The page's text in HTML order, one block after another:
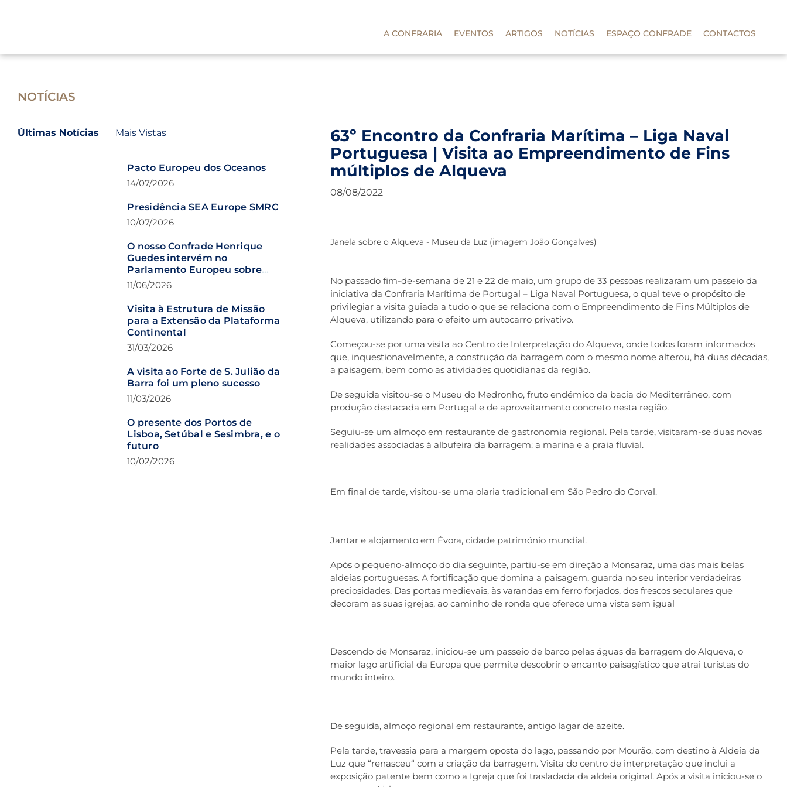
A CONFRARIA EVENTOS ARTIGOS NOTÍCIAS ESPAÇO CONFRADE CONTACTOS
NOTÍCIAS
Últimas Notícias Mais Vistas
Pacto Europeu dos Oceanos
14/07/2026
Presidência SEA Europe SMRC
10/07/2026
O nosso Confrade Henrique
Guedes intervém no
Parlamento Europeu sobre
pirataria marítima e pescas
11/06/2026
Visita à Estrutura de Missão
para a Extensão da Plataforma
Continental
31/03/2026
A visita ao Forte de S. Julião da
Barra foi um pleno sucesso
11/03/2026
O presente dos Portos de
Lisboa, Setúbal e Sesimbra, e o
futuro
10/02/2026
63º Encontro da Confraria Marítima – Liga Naval
Portuguesa | Visita ao Empreendimento de Fins
múltiplos de Alqueva
08/08/2022
Janela sobre o Alqueva - Museu da Luz (imagem João Gonçalves)
No passado fim-de-semana de 21 e 22 de maio, um grupo de 33 pessoas realizaram um passeio da
iniciativa da Confraria Marítima de Portugal – Liga Naval Portuguesa, o qual teve o propósito de
privilegiar a visita guiada a tudo o que se relaciona com o Empreendimento de Fins Múltiplos de
Alqueva, utilizando para o efeito um autocarro privativo.
Começou-se por uma visita ao Centro de Interpretação do Alqueva, onde todos foram informados
que, inquestionavelmente, a construção da barragem com o mesmo nome alterou, há duas décadas,
a paisagem, bem como as atividades quotidianas da região.
De seguida visitou-se o Museu do Medronho, fruto endémico da bacia do Mediterrâneo, com
produção destacada em Portugal e de aproveitamento concreto nesta região.
Seguiu-se um almoço em restaurante de gastronomia regional. Pela tarde, visitaram-se duas novas
realidades associadas à albufeira da barragem: a marina e a praia fluvial.
Em final de tarde, visitou-se uma olaria tradicional em São Pedro do Corval.
Jantar e alojamento em Évora, cidade património mundial.
Após o pequeno-almoço do dia seguinte, partiu-se em direção a Monsaraz, uma das mais belas
aldeias portuguesas. A fortificação que domina a paisagem, guarda no seu interior verdadeiras
preciosidades. Das portas medievais, às varandas em ferro forjados, dos frescos seculares que
decoram as suas igrejas, ao caminho de ronda que oferece uma vista sem igual
Descendo de Monsaraz, iniciou-se um passeio de barco pelas águas da barragem do Alqueva, o
maior lago artificial da Europa que permite descobrir o encanto paisagístico que atrai turistas do
mundo inteiro.
De seguida, almoço regional em restaurante, antigo lagar de azeite.
Pela tarde, travessia para a margem oposta do lago, passando por Mourão, com destino à Aldeia da
Luz que “renasceu“ com a criação da barragem. Visita do centro de interpretação que inclui a
exposição patente bem como a Igreja que foi trasladada da aldeia original. Após a visita iniciou-se o